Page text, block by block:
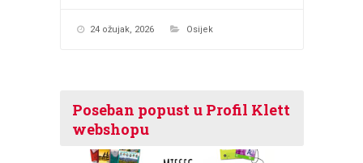
24 ožujak, 2026 Osijek
Poseban popust u Profil Klett
webshopu